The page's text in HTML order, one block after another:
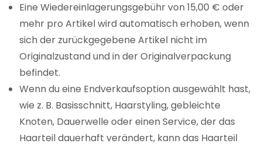
Eine Wiedereinlagerungsgebühr von 15,00 € oder
mehr pro Artikel wird automatisch erhoben, wenn
sich der zurückgegebene Artikel nicht im
Originalzustand und in der Originalverpackung
befindet.
Wenn du eine Endverkaufsoption ausgewählt hast,
wie z. B. Basisschnitt, Haarstyling, gebleichte
Knoten, Dauerwelle oder einen Service, der das
Haarteil dauerhaft verändert, kann das Haarteil